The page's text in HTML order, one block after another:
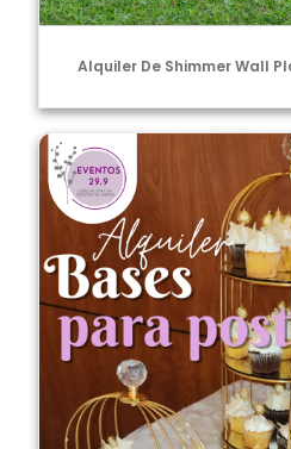
Alquiler De Shimmer Wall
Alquiler de bases para postres